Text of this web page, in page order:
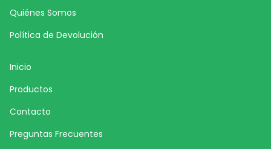
Quiénes Somos
Política de Devolución
Inicio
Productos
Contacto
Preguntas Frecuentes